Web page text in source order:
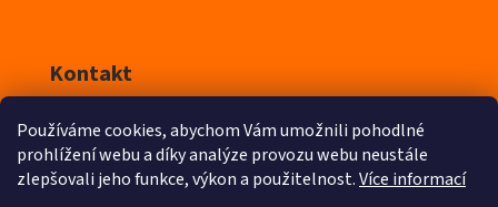
Používáme cookies, abychom Vám umožnili pohodlné
prohlížení webu a díky analýze provozu webu neustále
zlepšovali jeho funkce, výkon a použitelnost.Více informací
Kontakt
info@iyeska.cz
603 218 411